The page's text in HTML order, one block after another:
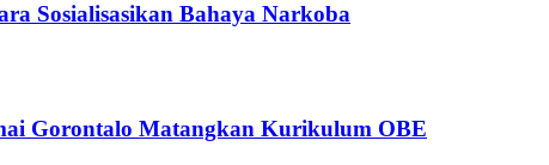
Sosialisasikan Bahaya Narkoba
Gorontalo Matangkan Kurikulum OBE